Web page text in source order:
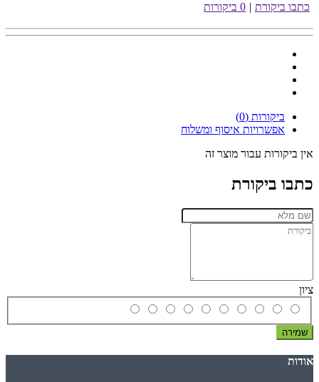
כתבו ביקורת | 0 ביקורות
ביקורות (0)
אפשרויות איסוף ומשלוח
אין ביקורות עבור מוצר זה
כתבו ביקורת
ציון
שמירה
אודות